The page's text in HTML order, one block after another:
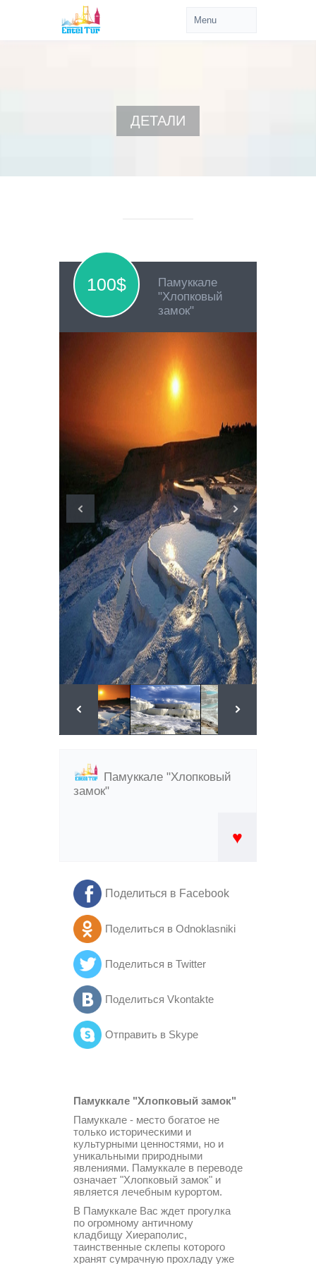
ДЕТАЛИ
100$
Памуккале
"Хлопковый
замок"
Памуккале "Хлопковый
замок"
♥
Поделиться в Facebook
Поделиться в Odnoklasniki
Поделиться в Twitter
Поделиться Vkontakte
Отправить в Skype
Памуккале "Хлопковый замок"
Памуккале - место богатое не
только историческими и
культурными ценностями, но и
уникальными природными
явлениями. Памуккале в переводе
означает "Хлопковый замок" и
является лечебным курортом.
В Памуккале Вас ждет прогулка
по огромному античному
кладбищу Хиераполис,
таинственные склепы которого
хранят сумрачную прохладу уже